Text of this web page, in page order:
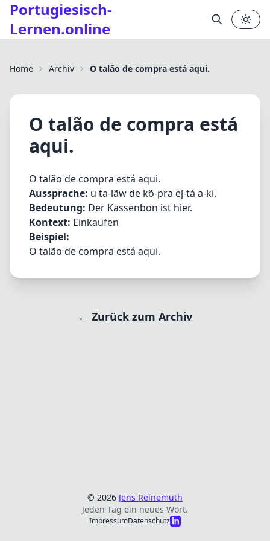
Portugiesisch-
Lernen.online
Home Archiv O talão de compra está aqui.
O talão de compra está
aqui.
O talão de compra está aqui.
Aussprache: u ta-lãw de kõ-pra eʃ-tá a-ki.
Bedeutung: Der Kassenbon ist hier.
Kontext: Einkaufen
Beispiel:
O talão de compra está aqui.
← Zurück zum Archiv
✕
© 2026 Jens Reinemuth
Jeden Tag ein neues Wort.
ImpressumDatenschutz